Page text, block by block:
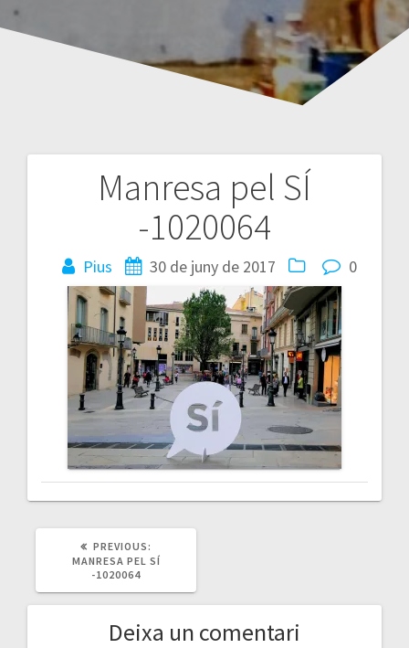
Manresa pel SÍ
-1020064
Pius 30 de juny de 2017 0
Navegació
d'entrades
PREVIOUS:
POST:
MANRESA PEL SÍ
-1020064
Deixa un comentari